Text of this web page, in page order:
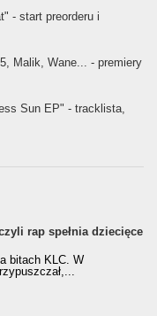
- start preorderu i
Malik, Wane... - premiery
Sun EP" - tracklista,
rap spełnia dziecięce
bitach KLC. W